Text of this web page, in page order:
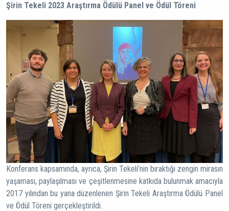
Şirin Tekeli 2023 Araştırma Ödülü Panel ve Ödül Töreni
Konferans kapsamında, ayrıca, Şirin Tekeli’nin bıraktığı zengin mirasın
yaşaması, paylaşılması ve çeşitlenmesine katkıda bulunmak amacıyla
2017 yılından bu yana düzenlenen Şirin Tekeli Araştırma Ödülü Panel
ve Ödül Töreni gerçekleştirildi.